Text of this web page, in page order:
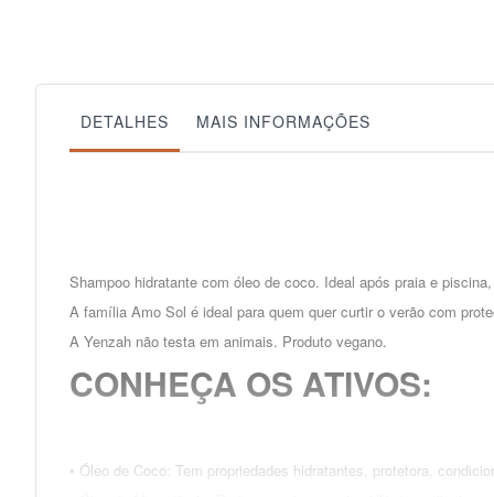
DETALHES MAIS INFORMAÇÕES
Shampoo hidratante com óleo de coco. Ideal após praia e
A família Amo Sol é ideal para quem quer curtir o verão com
A Yenzah não testa em animais. Produto vegano.
CONHEÇA OS ATIVOS:
• Óleo de Coco: Tem propriedades hidratantes, protetora,